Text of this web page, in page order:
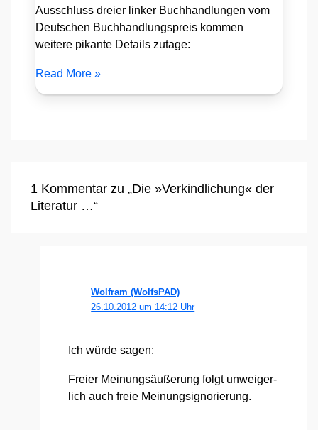
Ausschluss dreier linker Buchhandlungen vom
Deutschen Buchhandlungspreis kommen
weitere pikante Details zutage:
Read More »
1 Kommentar zu „Die »Verkindlichung« der
Literatur …“
Wolfram (WolfsPAD)
26.10.2012 um 14:12 Uhr
Ich wür­de sagen:
Frei­er Mei­nungs­äu­ße­rung folgt unwei­ger­
lich auch freie Mei­nung­s­igno­rie­rung.